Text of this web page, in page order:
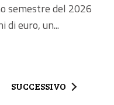
semestre del 2026
euro, un...
SUCCESSIVO